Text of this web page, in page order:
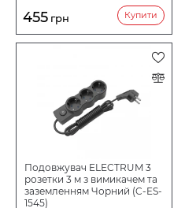
455 грн Купити
Подовжувач ELECTRUM 3
розетки 3 м з вимикачем та
заземленням Чорний (C-ES-
1545)